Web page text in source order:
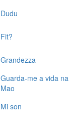
Dudu
Fit?
Grandezza
Guarda-me a vida na
Mao
Mi son